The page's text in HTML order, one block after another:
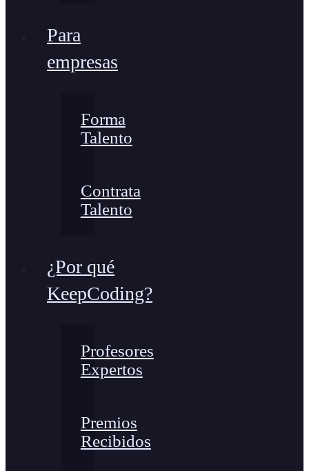
Para
empresas
Forma
Talento
Contrata
Talento
¿Por qué
KeepCoding?
Profesores
Expertos
Premios
Recibidos